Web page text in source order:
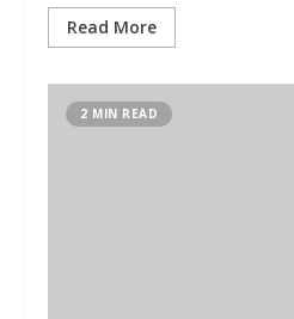
Read More
2 MIN READ